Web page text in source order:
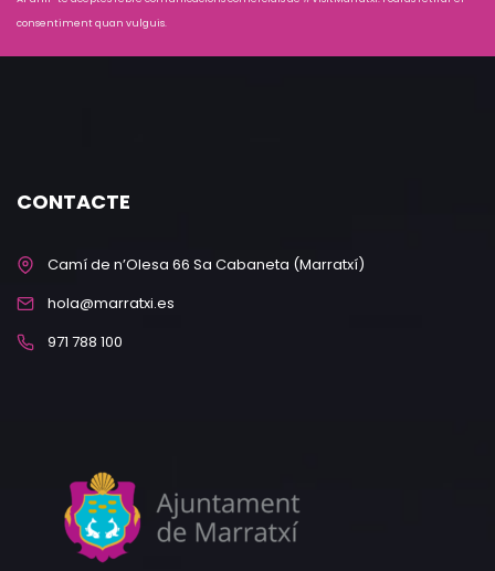
consentiment quan vulguis.
CONTACTE
Camí de n’Olesa 66 Sa Cabaneta (Marratxí)
hola@marratxi.es
971 788 100